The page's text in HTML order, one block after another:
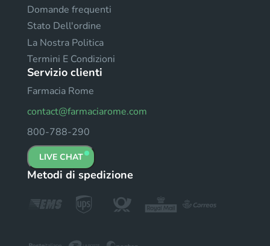
Domande frequenti
Stato Dell'ordine
La Nostra Politica
Termini E Condizioni
Servizio clienti
Farmacia Rome
contact@farmaciarome.com
800-788-290
LIVE CHAT
Metodi di spedizione